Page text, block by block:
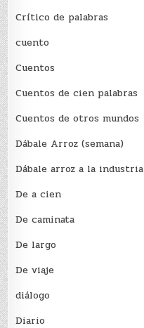
Crítico de palabras
cuento
Cuentos
Cuentos de cien palabras
Cuentos de otros mundos
Dábale Arroz (semana)
Dábale arroz a la industria
De a cien
De caminata
De largo
De viaje
diálogo
Diario